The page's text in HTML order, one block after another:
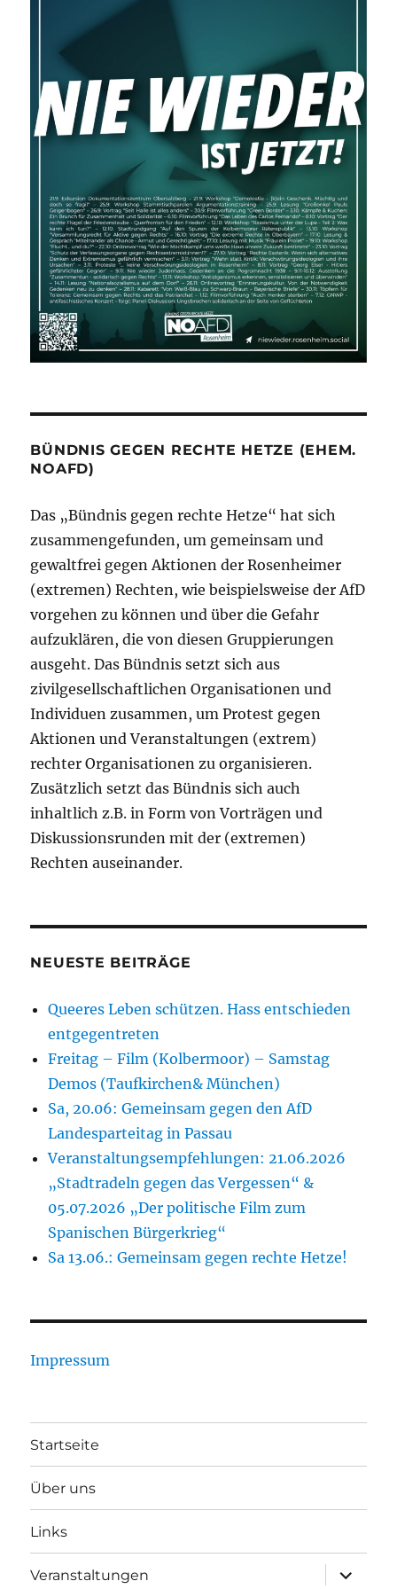
BÜNDNIS GEGEN RECHTE HETZE (EHEM.
NOAFD)
Das „Bündnis gegen rechte Hetze“ hat sich
zusammengefunden, um gemeinsam und
gewaltfrei gegen Aktionen der Rosenheimer
(extremen) Rechten, wie beispielsweise der AfD
vorgehen zu können und über die Gefahr
aufzuklären, die von diesen Gruppierungen
ausgeht. Das Bündnis setzt sich aus
zivilgesellschaftlichen Organisationen und
Individuen zusammen, um Protest gegen
Aktionen und Veranstaltungen (extrem)
rechter Organisationen zu organisieren.
Zusätzlich setzt das Bündnis sich auch
inhaltlich z.B. in Form von Vorträgen und
Diskussionsrunden mit der (extremen)
Rechten auseinander.
NEUESTE BEITRÄGE
Queeres Leben schützen. Hass entschieden
entgegentreten
Freitag – Film (Kolbermoor) – Samstag
Demos (Taufkirchen& München)
Sa, 20.06: Gemeinsam gegen den AfD
Landesparteitag in Passau
Veranstaltungsempfehlungen: 21.06.2026
„Stadtradeln gegen das Vergessen“ &
05.07.2026 „Der politische Film zum
Spanischen Bürgerkrieg“
Sa 13.06.: Gemeinsam gegen rechte Hetze!
Impressum
Startseite
Über uns
Links
Veranstaltungen
öffnen